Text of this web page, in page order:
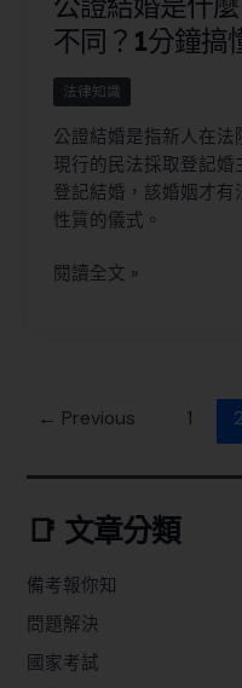
不同？1分鐘搞
法律知識
公證結婚是指新人在
現行的民法採取登記婚
登記結婚，該婚姻才
性質的儀式。
閱讀全文 »
← Previous 1 2
📑 文章分類
備考報你知
問題解決
國家考試